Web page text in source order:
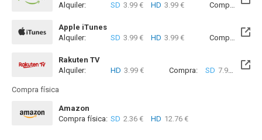
Alquiler:
SD 3.99 € HD 3.99 € Compra: SD
Apple iTunes
Alquiler:
SD 3.99 € HD 3.99 € Compra: SD
Rakuten TV
Alquiler:
HD 3.99 € Compra: SD 7.99 € HD
Compra física
Amazon
Compra física: SD 2.36 € HD 12.76 €